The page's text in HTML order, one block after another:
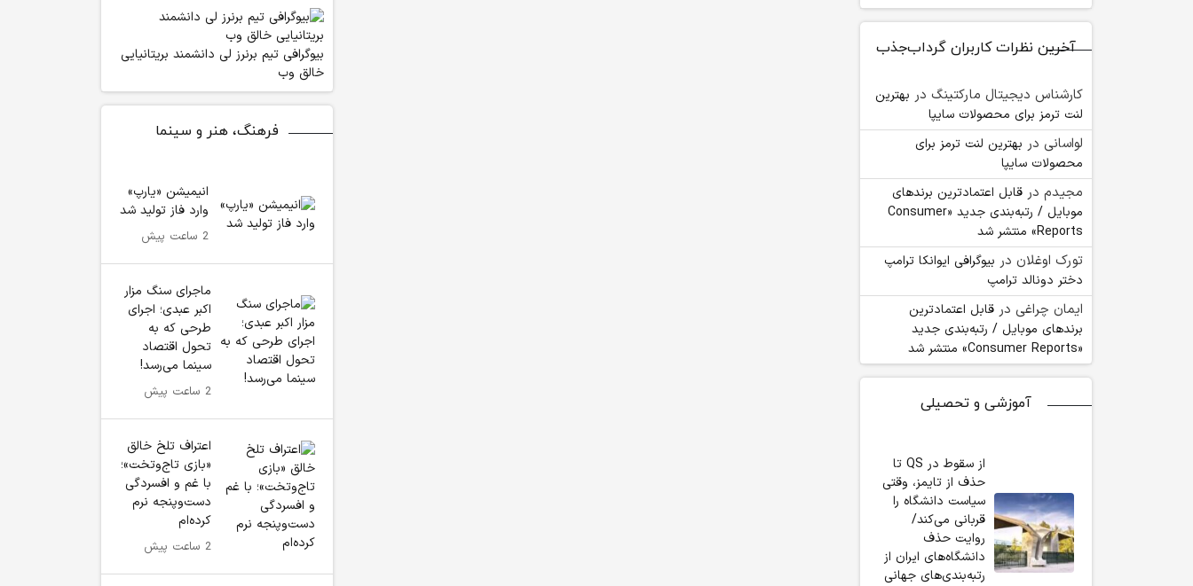
آخرین نظرات کاربران گرداب‌جذب
کارشناس دیجیتال مارکتینگ در بهترین
لنت ترمز برای محصولات سایپا
لواسانی در بهترین لنت ترمز برای
محصولات سایپا
مجیدم در قابل اعتمادترین برندهای
موبایل / رتبه‌بندی جدید «Consumer
Reports» منتشر شد
تورک اوغلان در بیوگرافی ایوانکا ترامپ
دختر دونالد ترامپ
ایمان چراغی در قابل اعتمادترین
برندهای موبایل / رتبه‌بندی جدید
«Consumer Reports» منتشر شد
آموزشی و تحصیلی
از سقوط در QS تا
حذف از تایمز، وقتی
سیاست دانشگاه را
قربانی می‌کند/
روایت حذف
دانشگاه‌های ایران از
رتبه‌بندی‌های جهانی
بیوگرافی تیم برنرز لی دانشمند بریتانیایی
خالق وب
فرهنگ، هنر و سینما
انیمیشن «یارپ»
وارد فاز تولید شد
2 ساعت پیش
ماجرای سنگ مزار
اکبر عبدی؛ اجرای
طرحی که به
تحول اقتصاد
سینما می‌رسد!
2 ساعت پیش
اعتراف تلخ خالق
«بازی تاج‌وتخت»؛
با غم و افسردگی
دست‌وپنجه نرم
کرده‌ام
2 ساعت پیش